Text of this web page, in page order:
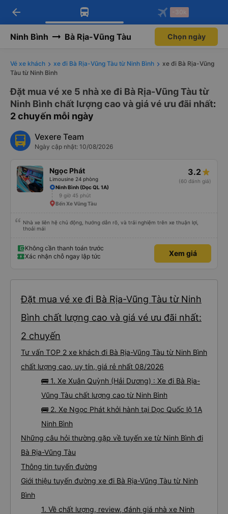
Tải app Vexere ngay!
Nhận ưu đãi thành viên độc
Mở app
Tải app Vexere
-30k/ghế khi đặt vé máy bay qua
Mở app
arrow_back -30k
Ninh Bình Bà Rịa-Vũng Tàu Chọn ngày
Vé xe khách xe đi Bà Rịa-Vũng Tàu từ Ninh Bình
xe đi Bà Rịa-Vũng
Tàu từ Ninh Bình
Đặt mua vé xe 5 nhà xe đi Bà Rịa-Vũng Tàu từ
Ninh Bình chất lượng cao và giá vé ưu đãi nhất:
2 chuyến mỗi ngày
Vexere Team
Ngày cập nhật: 10/08/2026
Ngọc Phát
Limousine 24 phòng
3.2
(60 đánh giá)
Ninh Bình (Dọc QL 1A)
9 giờ 45 phút
Bến Xe Vũng Tàu
Nhà xe liên hệ chủ động, hướng dẫn rõ, và trải nghiệm trên xe thuận lợi,
thoải mái
Không cần thanh toán trước
Xác nhận chỗ ngay lập tức
Xem giá
Đặt mua vé xe đi Bà Rịa-Vũng Tàu từ Ninh
Bình chất lượng cao và giá vé ưu đãi nhất:
2 chuyến
Tư vấn TOP 2 xe khách đi Bà Rịa-Vũng Tàu từ Ninh Bình
chất lượng cao, uy tín, giá rẻ nhất 08/2026
🚌 1. Xe Xuân Quỳnh (Hải Dương) : Xe đi Bà Rịa-
Vũng Tàu chất lượng cao từ Ninh Bình
🚌 2. Xe Ngọc Phát khởi hành tại Dọc Quốc lộ 1A
Ninh Bình
Những câu hỏi thường gặp về tuyến xe từ Ninh Bình đi
Bà Rịa-Vũng Tàu
Thông tin tuyến đường
Giới thiệu tuyến đường xe đi Bà Rịa-Vũng Tàu từ Ninh
Bình
1. Về chất lượng, review, đánh giá nhà xe Ninh